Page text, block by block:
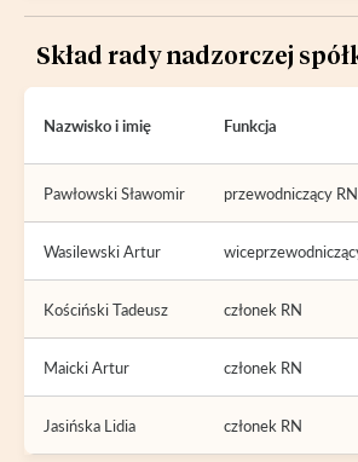
Skład rady nadzorczej
Nazwisko i imię Funkcja
Pawłowski Sławomir przewodniczący RN
Wasilewski Artur
Kościński Tadeusz członek RN
Maicki Artur członek RN
Jasińska Lidia członek RN